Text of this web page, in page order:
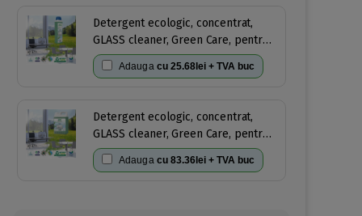
Detergent ecologic, concentrat,
GLASS cleaner, Green Care, pentru
sticla si oglinzi, 1l, certificat
Ecolabel, Cradle-to-Cradle,
Adaugacu25.68lei + TVA buc
Detergent ecologic, concentrat,
GLASS cleaner, Green Care, pentru
sticla si oglinzi, 5l, certificat
Ecolabel, Cradle-to-Cradle,
Adaugacu83.36lei + TVA buc